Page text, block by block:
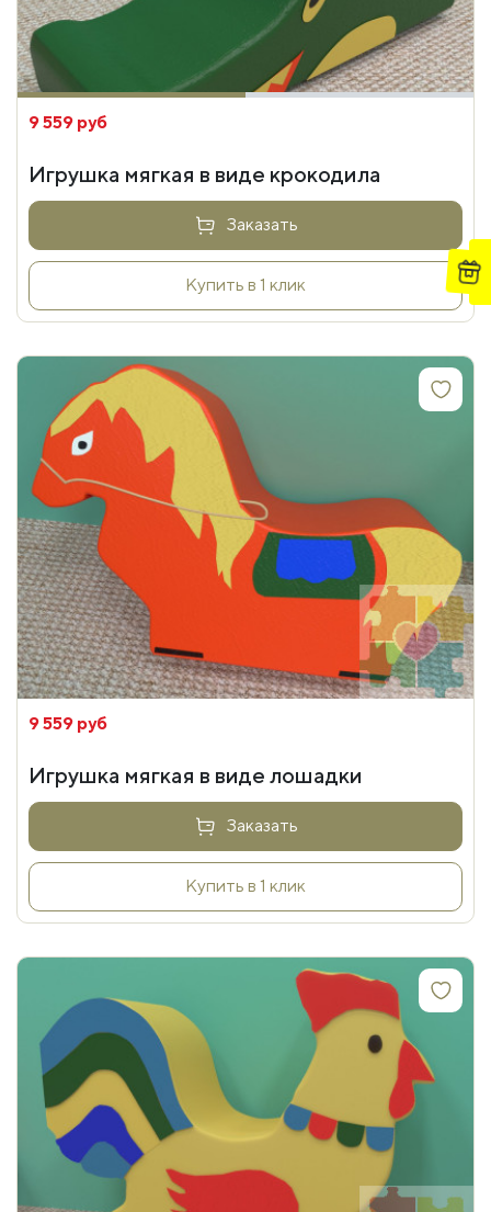
9 559 руб
Игрушка мягкая в виде крокодила
Заказать
Купить в 1 клик
9 559 руб
Игрушка мягкая в виде лошадки
Заказать
Купить в 1 клик